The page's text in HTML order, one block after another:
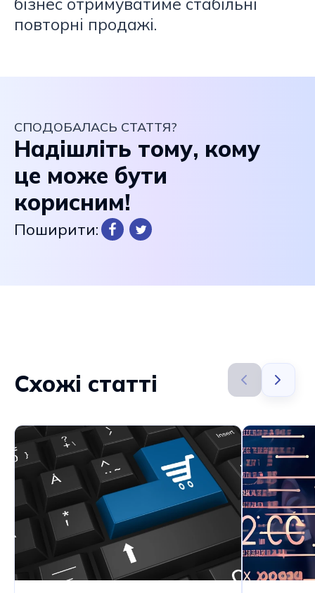
повторні продажі.
СПОДОБАЛАСЬ СТАТТЯ?
Надішліть тому, кому
це може бути
корисним!
Поширити:
Схожі статті